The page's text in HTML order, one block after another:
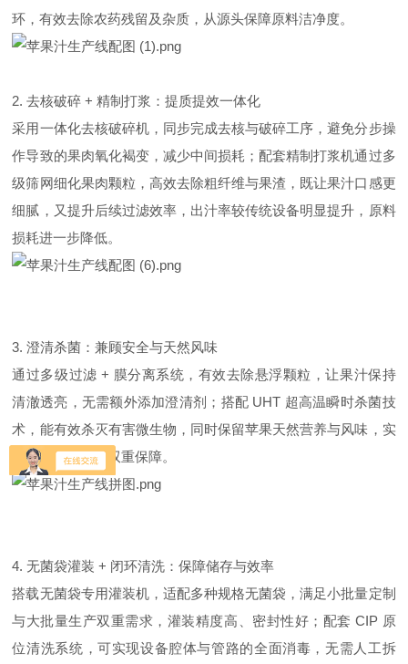
环，有效去除农药残留及杂质，从源头保障原料洁净度。
2. 去核破碎 + 精制打浆：提质提效一体化
采用一体化去核破碎机，同步完成去核与破碎工序，避免分步操
作导致的果肉氧化褐变，减少中间损耗；配套精制打浆机通过多
级筛网细化果肉颗粒，高效去除粗纤维与果渣，既让果汁口感更
细腻，又提升后续过滤效率，出汁率较传统设备明显提升，原料
损耗进一步降低。
3. 澄清杀菌：兼顾安全与天然风味
通过多级过滤 + 膜分离系统，有效去除悬浮颗粒，让果汁保持
清澈透亮，无需额外添加澄清剂；搭配 UHT 超高温瞬时杀菌技
术，能有效杀灭有害微生物，同时保留苹果天然营养与风味，实
现安全与口感的双重保障。
4. 无菌袋灌装 + 闭环清洗：保障储存与效率
搭载无菌袋专用灌装机，适配多种规格无菌袋，满足小批量定制
与大批量生产双重需求，灌装精度高、密封性好；配套 CIP 原
位清洗系统，可实现设备腔体与管路的全面消毒，无需人工拆